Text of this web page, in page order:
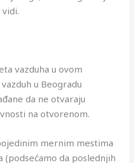
vazduha u ovom
u Beogradu
da ne otvaraju
na otvorenom.
mernim mestima
(podsećamo da poslednjih